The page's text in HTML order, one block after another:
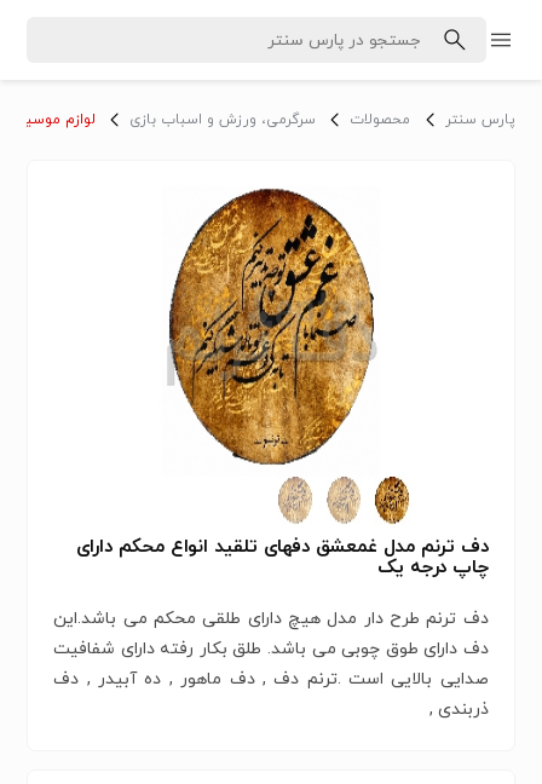
پارس سنتر محصولات سرگرمی، ورزش و اسباب بازی لوازم موسیقی
دف ترنم مدل غمعشق دفهای تلقید انواع محکم دارای
چاپ درجه یک
دف ترنم طرح دار مدل هیچ دارای طلقی محکم می باشد.این
دف دارای طوق چوبی می باشد. طلق بکار رفته دارای شفافیت
صدایی بالایی است .ترنم دف , دف ماهور , ده آبیدر , دف
ذربندی ,